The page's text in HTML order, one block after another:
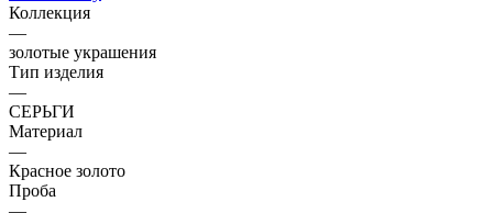
Коллекция
—
золотые украшения
Тип изделия
—
СЕРЬГИ
Материал
—
Красное золото
Проба